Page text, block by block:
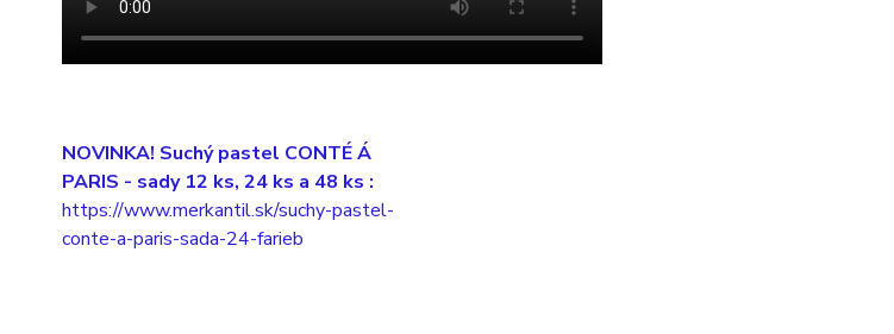
NOVINKA! Suchý pastel CONTÉ Á
PARIS - sady 12 ks, 24 ks a 48 ks :
https://www.merkantil.sk/suchy-pastel-
conte-a-paris-sada-24-farieb